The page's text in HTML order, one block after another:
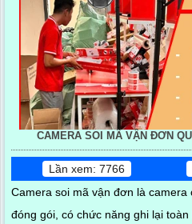
CAMERA SOI MÃ VẬN ĐƠN
Lần xem: 7766
Camera soi mã vận đơn là
đóng gói, có chức năng ghi lại